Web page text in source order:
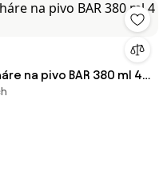
na pivo BAR 380 ml 4